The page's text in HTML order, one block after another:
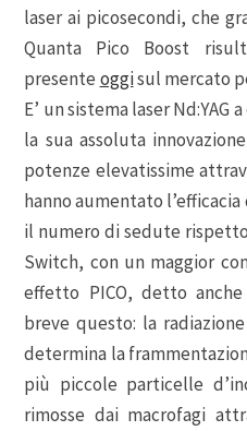
laser ai picosecondi, che
Quanta Pico Boost
presente oggisul mercato
E’ un sistema laser Nd:YAG
la sua assoluta
potenze elevatissime
hanno aumentato
il numero di sedute
Switch, con un maggior
effetto PICO, detto
breve questo: la
determina la
più piccole particelle
rimosse dai macrofagi